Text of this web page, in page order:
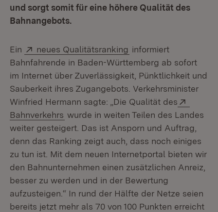
und sorgt somit für eine höhere Qualität des
Bahnangebots.
Ein Extern:
neues Qualitätsranking (Öffnet in neuem
informiert
Bahnfahrende in Baden-Württemberg ab sofort
im Internet über Zuverlässigkeit, Pünktlichkeit und
Sauberkeit ihres Zugangebots. Verkehrsminister
Winfried Hermann sagte: „Die Qualität des
Bahnverkehrs (Öffnet in neuem Fenster)
wurde in weiten Teilen des Landes
weiter gesteigert. Das ist Ansporn und Auftrag,
denn das Ranking zeigt auch, dass noch einiges
zu tun ist. Mit dem neuen Internetportal bieten wir
den Bahnunternehmen einen zusätzlichen Anreiz,
besser zu werden und in der Bewertung
aufzusteigen.“ In rund der Hälfte der Netze seien
bereits jetzt mehr als 70 von 100 Punkten erreicht